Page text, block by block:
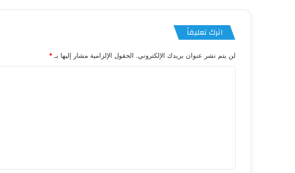
اترك تعليقاً
لن يتم نشر عنوان بريدك الإلكتروني. الحقول الإلزامية مشار إليها بـ *